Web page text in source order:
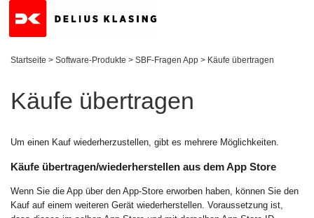
Startseite > Software-Produkte > SBF-Fragen App > Käufe übertragen
Käufe übertragen
Um einen Kauf wiederherzustellen, gibt es mehrere Möglichkeiten.
Käufe übertragen/wiederherstellen aus dem App Store
Wenn Sie die App über den App-Store erworben haben, können Sie den
Kauf auf einem weiteren Gerät wiederherstellen. Voraussetzung ist,